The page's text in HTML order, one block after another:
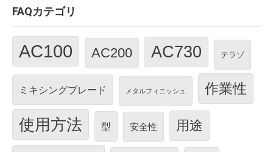
FAQカテゴリ
AC100 AC200 AC730 テラゾ
ミキシングブレード メタルフィニッシュ 作業性
使用方法 型 安全性 用途